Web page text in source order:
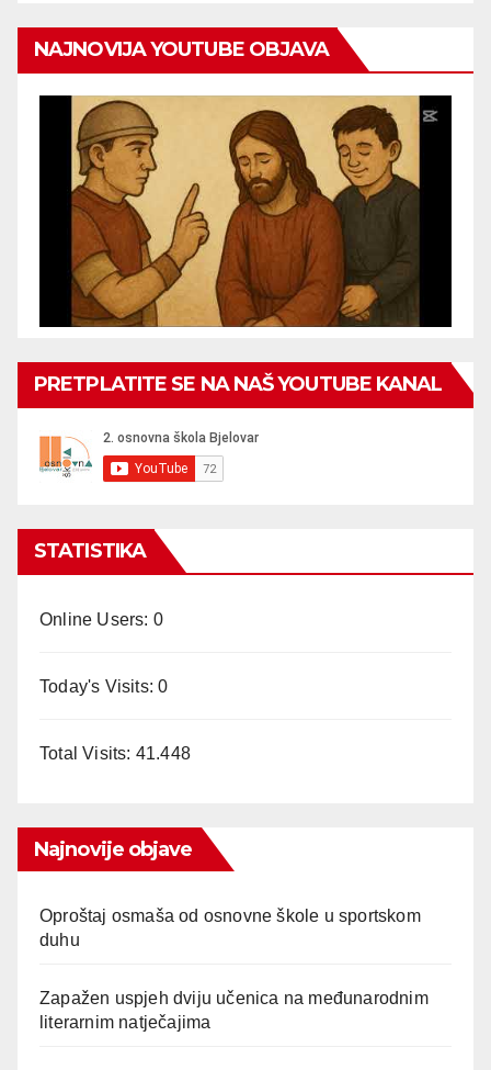
NAJNOVIJA YOUTUBE OBJAVA
PRETPLATITE SE NA NAŠ YOUTUBE KANAL
STATISTIKA
Online Users: 0
Today's Visits:0
Total Visits: 41.448
Najnovije objave
Oproštaj osmaša od osnovne škole u sportskom
duhu
Zapažen uspjeh dviju učenica na međunarodnim
literarnim natječajima